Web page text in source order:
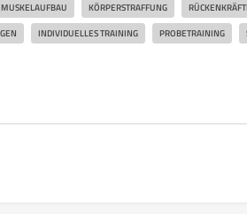
MUSKELAUFBAU KÖRPERSTRAFFUNG
INDIVIDUELLES TRAINING PROBETRAINING